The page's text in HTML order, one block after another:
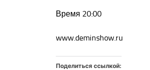
Время 20:00
www.deminshow.ru
Поделиться ссылкой: